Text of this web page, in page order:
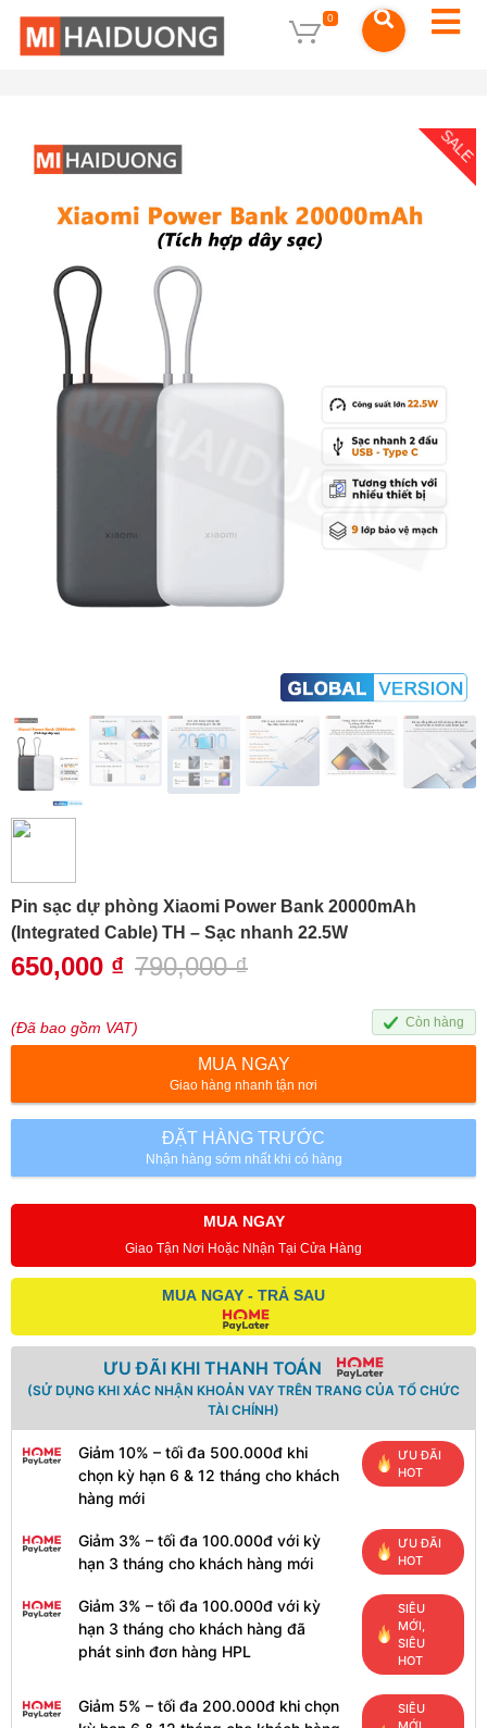
0
SALE
Pin sạc dự phòng Xiaomi Power Bank 20000mAh
(Integrated Cable) TH – Sạc nhanh 22.5W
650,000 ₫ 790,000₫
(Đã bao gồm VAT) Còn hàng
MUA NGAY
Giao hàng nhanh tận nơi
ĐẶT HÀNG TRƯỚC
Nhận hàng sớm nhất khi có hàng
MUA NGAY
Giao Tận Nơi Hoặc Nhận Tại Cửa Hàng
MUA NGAY - TRẢ SAU
ƯU ĐÃI KHI THANH TOÁN
(SỬ DỤNG KHI XÁC NHẬN KHOẢN VAY TRÊN TRANG CỦA TỔ CHỨC
TÀI CHÍNH)
Giảm 10% – tối đa 500.000đ khi
chọn kỳ hạn 6 & 12 tháng cho khách
hàng mới
ƯU ĐÃI
HOT
Giảm 3% – tối đa 100.000đ với kỳ
hạn 3 tháng cho khách hàng mới
ƯU ĐÃI
HOT
Giảm 3% – tối đa 100.000đ với kỳ
hạn 3 tháng cho khách hàng đã
phát sinh đơn hàng HPL
SIÊU
MỚI,
SIÊU
HOT
Giảm 5% – tối đa 200.000đ khi chọn
SIÊU